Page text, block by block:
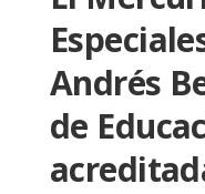
Andrés
de